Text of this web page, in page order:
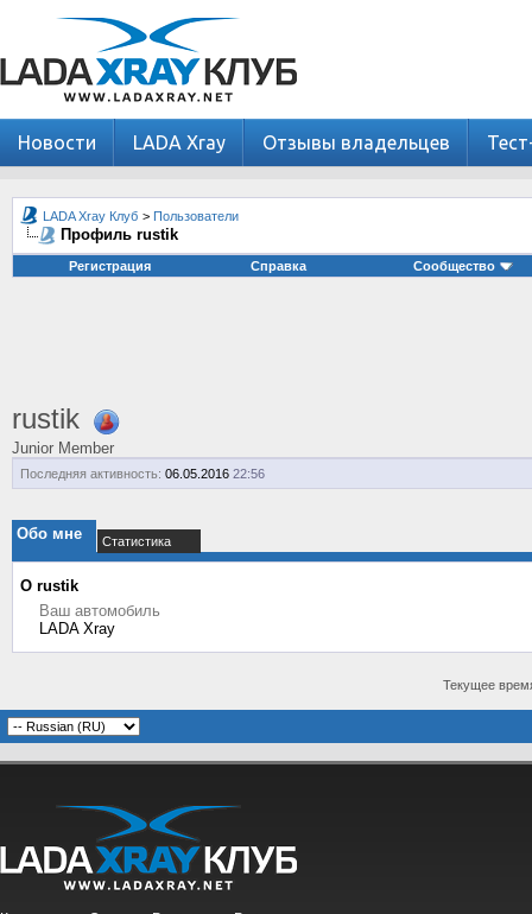
Новости LADA Xray Отзывы владельцев
LADA Xray Клуб > Пользователи
Профиль rustik
Регистрация Справка Сообщество
rustik
Junior Member
Последняя активность: 06.05.2016 22:56
Обо мне Статистика
О rustik
Ваш автомобиль
LADA Xray
Текущее